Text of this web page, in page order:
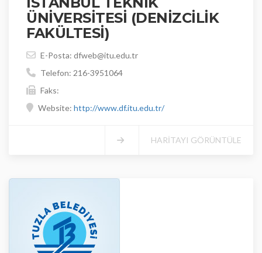
ÜNİVERSİTESİ (DENİZCİLİK
FAKÜLTESİ)
E-Posta: dfweb@itu.edu.tr
Telefon: 216-3951064
Faks:
Website: http://www.df.itu.edu.tr/
HARİTAYI GÖRÜNTÜLE